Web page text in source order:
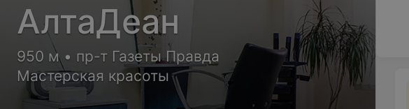
АлтаДеан
950 м • пр-т Газеты Правда
Мастерская красоты